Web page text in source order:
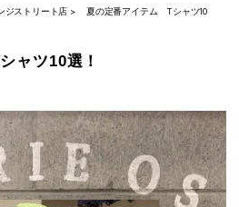
ジストリート店 >
夏の定番アイテム Tシャツ10
ャツ10選！